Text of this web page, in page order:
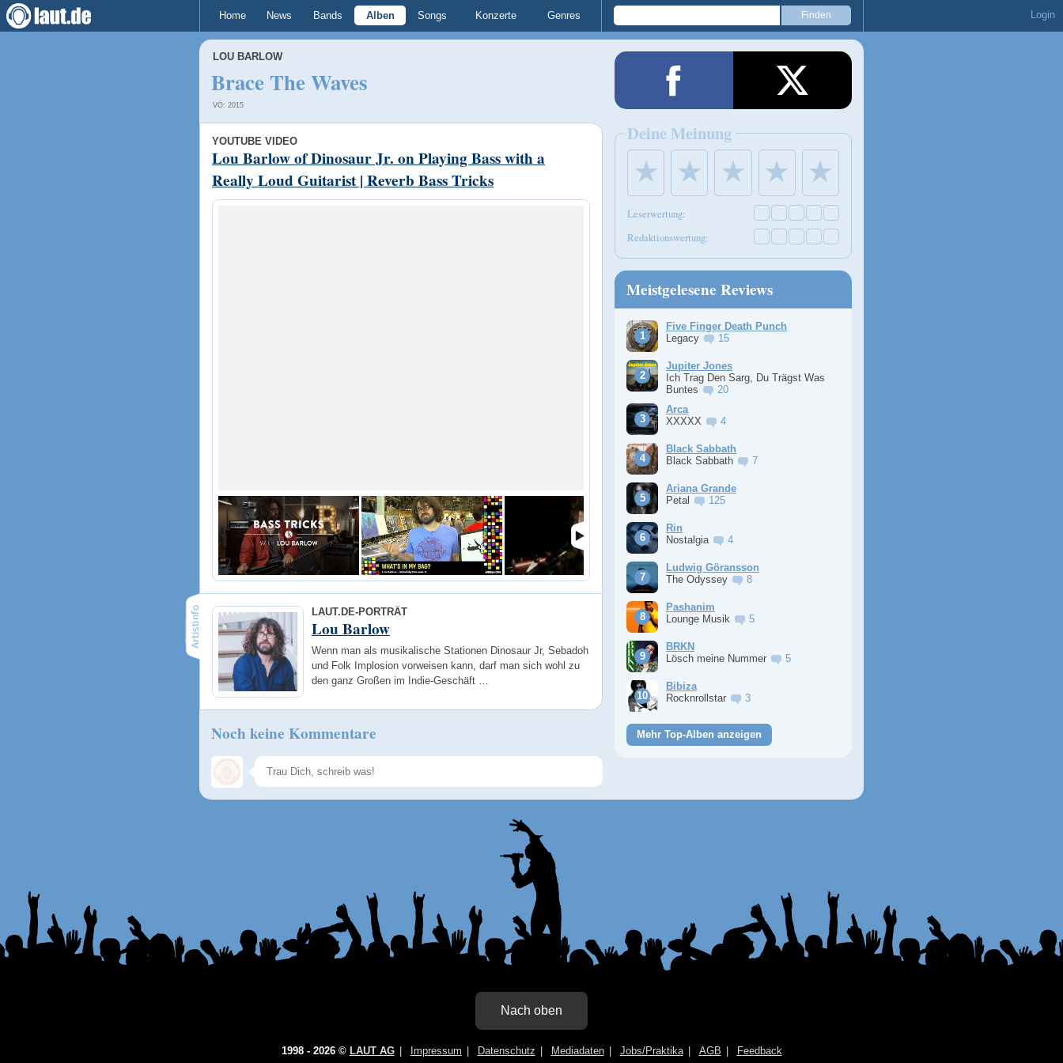
Home News Bands Alben Songs Konzerte Genres Login
LOU BARLOW
Brace The Waves
VÖ: 2015
YOUTUBE VIDEO
Lou Barlow of Dinosaur Jr. on Playing Bass with a
Really Loud Guitarist | Reverb Bass Tricks
LAUT.DE-PORTRÄT
Lou Barlow
Wenn man als musikalische Stationen Dinosaur Jr, Sebadoh
und Folk Implosion vorweisen kann, darf man sich wohl zu
den ganz Großen im Indie-Geschäft …
Noch keine Kommentare
Speichern
Deine Meinung
★ ★ ★ ★ ★
Leserwertung:
Redaktionswertung:
Meistgelesene Reviews
Five Finger Death Punch
Legacy
15
Jupiter Jones
Ich Trag Den Sarg, Du Trägst Was
Buntes
20
Arca
XXXXX
4
Black Sabbath
Black Sabbath
7
Ariana Grande
Petal
125
Rin
Nostalgia
4
Ludwig Göransson
The Odyssey
8
Pashanim
Lounge Musik
5
BRKN
Lösch meine Nummer
5
Bibiza
Rocknrollstar
3
Mehr Top-Alben anzeigen
Nach oben
1998 - 2026 © LAUT AG Impressum Datenschutz Mediadaten Jobs/Praktika AGB Feedback